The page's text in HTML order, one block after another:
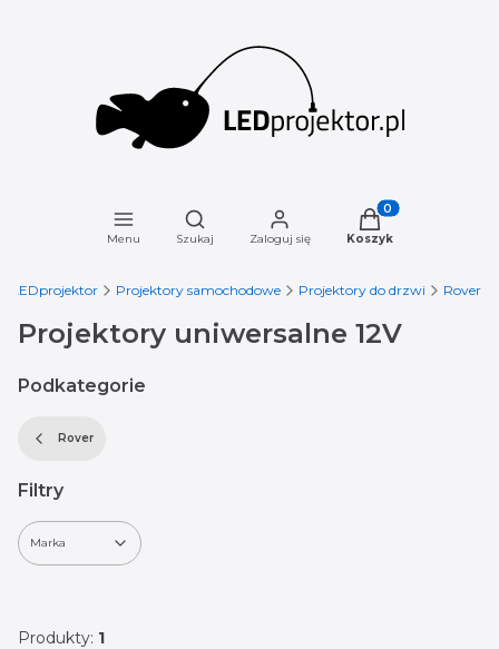
Menu
Otwórz wyszukiwarkę
Szukaj Zaloguj się
Produkty w
Koszyk
LEDprojektor Projektory samochodowe Projektory do drzwi Rover
Projektory uniwersalne 12V
Podkategorie
Rover
Filtry
Marka
Produkty: 1